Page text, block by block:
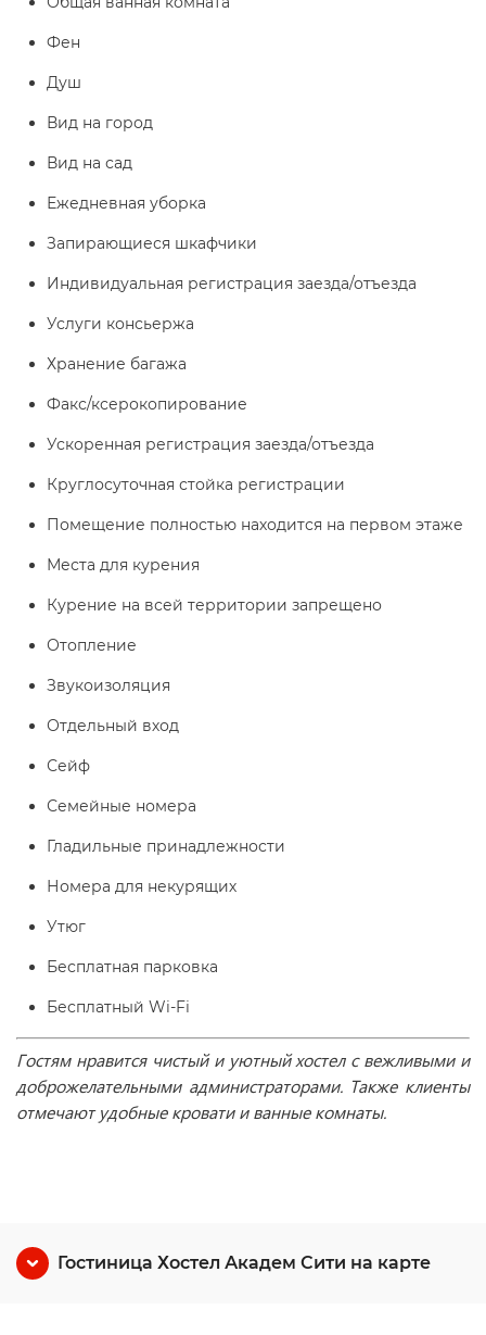
Фен
Душ
Вид на город
Вид на сад
Ежедневная уборка
Запирающиеся шкафчики
Индивидуальная регистрация заезда/отъезда
Услуги консьержа
Хранение багажа
Факс/ксерокопирование
Ускоренная регистрация заезда/отъезда
Круглосуточная стойка регистрации
Помещение полностью находится на первом этаже
Места для курения
Курение на всей территории запрещено
Отопление
Звукоизоляция
Отдельный вход
Сейф
Семейные номера
Гладильные принадлежности
Номера для некурящих
Утюг
Бесплатная парковка
Бесплатный Wi-Fі
Гостям нравится чистый и уютный хостел с вежливыми и
доброжелательными администраторами. Также клиенты
отмечают удобные кровати и ванные комнаты.
Гостиница Хостел Академ Сити на карте